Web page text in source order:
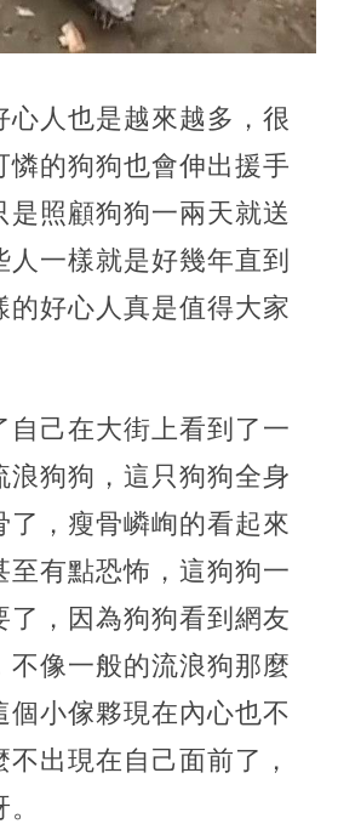
心人也是越來越多，很
憐的狗狗也會伸出援手
是照顧狗狗一兩天就送
一樣就是好幾年直到
的好心人真是值得大家
自己在大街上看到了一
浪狗狗，這只狗狗全身
了，瘦骨嶙峋的看起來
至有點恐怖，這狗狗一
了，因為狗狗看到網友
不像一般的流浪狗那麼
個小傢夥現在內心也不
出現在自己面前了，